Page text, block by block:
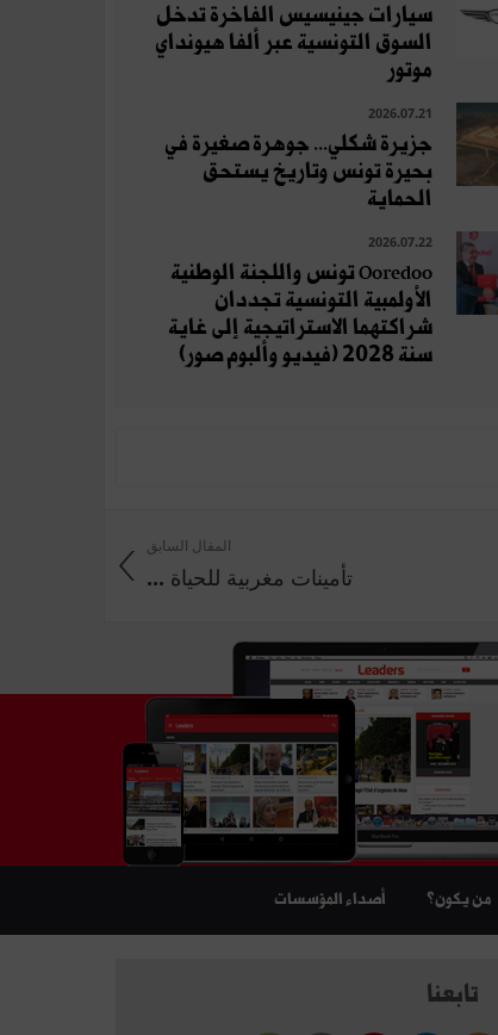
سيارات جينيسيس الفاخرة تدخل
السوق التونسية عبر ألفا هيونداي
موتور
2026.07.21
جزيرة شكلي... جوهرة صغيرة في
بحيرة تونس وتاريخ يستحق
الحماية
2026.07.22
Ooredoo تونس واللجنة الوطنية
الأولمبية التونسية تجددان
شراكتهما الاستراتيجية إلى غاية
سنة 2028 (فيديو وألبوم صور)
المقال السابق
تأمينات مغربية للحياة ...
من يكون؟ أصداء المؤسسات
تابعنا